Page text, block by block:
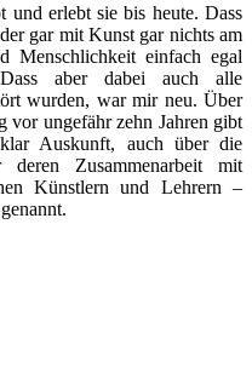
und erlebt sie bis heute. Dass
gar mit Kunst gar nichts am
Menschlichkeit einfach egal
aber dabei auch alle
wurden, war mir neu. Über
vor ungefähr zehn Jahren gibt
Auskunft, auch über die
Zusammenarbeit mit
Künstlern und Lehrern –